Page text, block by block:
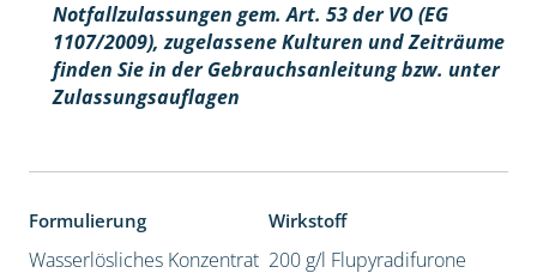
Notfallzulassungen gem. Art. 53 der VO (EG
1107/2009), zugelassene Kulturen und Zeiträume
finden Sie in der Gebrauchsanleitung bzw. unter
Zulassungsauflagen
Formulierung
Wasserlösliches Konzentrat
Wirkstoff
200 g/l Flupyradifurone